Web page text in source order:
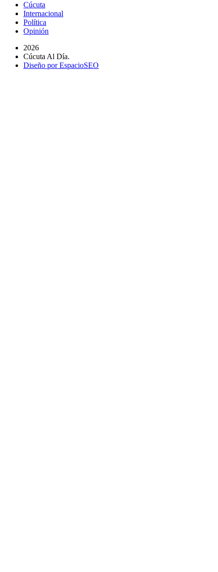
Cúcuta
Internacional
Política
Opinión
2026
Cúcuta Al Día.
Diseño por EspacioSEO